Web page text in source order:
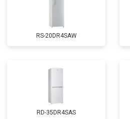
RS-20DR4SAW
RD-35DR4SAS